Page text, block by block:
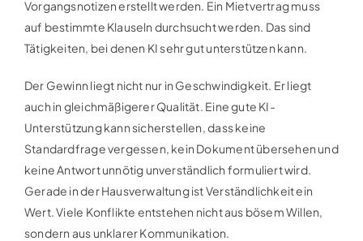
Vorgangsnotizen erstellt werden. Ein Mietvertrag muss
auf bestimmte Klauseln durchsucht werden. Das sind
Tätigkeiten, bei denen KI sehr gut unterstützen kann.
Der Gewinn liegt nicht nur in Geschwindigkeit. Er liegt
auch in gleichmäßigerer Qualität. Eine gute KI-
Unterstützung kann sicherstellen, dass keine
Standardfrage vergessen, kein Dokument übersehen und
keine Antwort unnötig unverständlich formuliert wird.
Gerade in der Hausverwaltung ist Verständlichkeit ein
Wert. Viele Konflikte entstehen nicht aus bösem Willen,
sondern aus unklarer Kommunikation.